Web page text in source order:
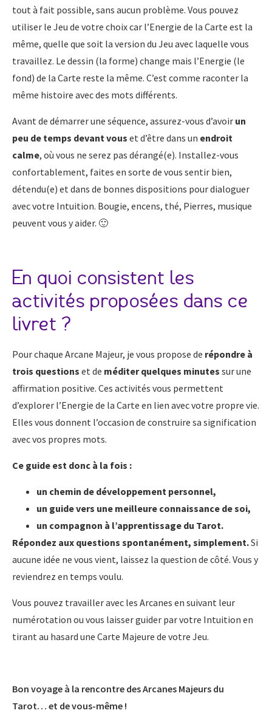
tout à fait possible, sans aucun problème. Vous pouvez
utiliser le Jeu de votre choix car l’Energie de la Carte est la
même, quelle que soit la version du Jeu avec laquelle vous
travaillez. Le dessin (la forme) change mais l’Energie (le
fond) de la Carte reste la même. C’est comme raconter la
même histoire avec des mots différents.
Avant de démarrer une séquence, assurez-vous d’avoir un
peu de temps devant vous et d’être dans un endroit
calme, où vous ne serez pas dérangé(e). Installez-vous
confortablement, faites en sorte de vous sentir bien,
détendu(e) et dans de bonnes dispositions pour dialoguer
avec votre Intuition. Bougie, encens, thé, Pierres, musique
peuvent vous y aider. 🙂
En quoi consistent les
activités proposées dans ce
livret ?
Pour chaque Arcane Majeur, je vous propose de répondre à
trois questions et de méditer quelques minutes sur une
affirmation positive. Ces activités vous permettent
d’explorer l’Energie de la Carte en lien avec votre propre vie.
Elles vous donnent l’occasion de construire sa signification
avec vos propres mots.
Ce guide est donc à la fois :
un chemin de développement personnel,
un guide vers une meilleure connaissance de soi,
un compagnon à l’apprentissage du Tarot.
Répondez aux questions spontanément, simplement.Si
aucune idée ne vous vient, laissez la question de côté. Vous y
reviendrez en temps voulu.
Vous pouvez travailler avec les Arcanes en suivant leur
numérotation ou vous laisser guider par votre Intuition en
tirant au hasard une Carte Majeure de votre Jeu.
Bon voyage à la rencontre des Arcanes Majeurs du
Tarot… et de vous-même !